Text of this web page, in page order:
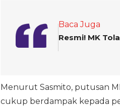
Baca Juga
Resmi! MK
Menurut Sasmito, putusan
cukup berdampak kepada